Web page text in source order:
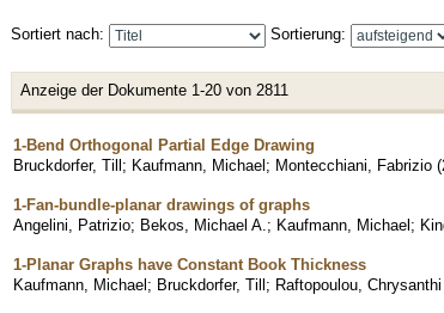
Sortiert nach: Sortierung:
Anzeige der Dokumente 1-20 von 2811
1-Bend Orthogonal Partial Edge Drawing
Bruckdorfer, Till; Kaufmann, Michael; Montecchiani, Fabrizio (
1-Fan-bundle-planar drawings of graphs
Angelini, Patrizio; Bekos, Michael A. ; Kaufmann, Michael;
1-Planar Graphs have Constant Book Thickness
Kaufmann, Michael; Bruckdorfer, Till; Raftopoulou, Chrysanthi